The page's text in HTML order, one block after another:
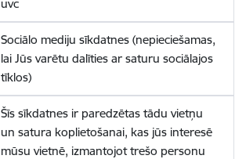
uvc
Sociālo mediju sīkdatnes (nepieciešamas,
lai Jūs varētu dalīties ar saturu sociālajos
tīklos)
Šīs sīkdatnes ir paredzētas tādu vietņu
un satura koplietošanai, kas jūs interesē
mūsu vietnē, izmantojot trešo personu